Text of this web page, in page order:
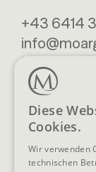
+43 6414
SERVICES
Lage &
Blog
Prospekte
FAQ
Diese
Cookies.
Wir verwenden
technischen